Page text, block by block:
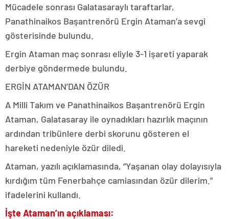
Mücadele sonrası Galatasaraylı taraftarlar,
Panathinaikos Başantrenörü Ergin Ataman’a sevgi
gösterisinde bulundu.
Ergin Ataman maç sonrası eliyle 3-1 işareti yaparak
derbiye göndermede bulundu.
ERGİN ATAMAN’DAN ÖZÜR
A Milli Takım ve Panathinaikos Başantrenörü Ergin
Ataman, Galatasaray ile oynadıkları hazırlık maçının
ardından tribünlere derbi skorunu gösteren el
hareketi nedeniyle özür diledi.
Ataman, yazılı açıklamasında, “Yaşanan olay dolayısıyla
kırdığım tüm Fenerbahçe camiasından özür dilerim.”
ifadelerini kullandı.
İşte Ataman’ın açıklaması: